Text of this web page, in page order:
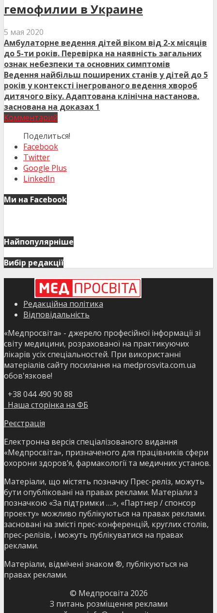
гемофилии в Украине
5 мая 2020
Амбулаторне ведення дітей віком від 2-х місяців
до 5-ти років. Перевірка на наявність загальних
ознак небезпеки та основних симптомів
Ведення найбільш поширених станів у дітей до 5
років у контексті інегрованого ведення хвороб
дитячого віку. Адаптована клінічна настанова,
заснована на доказах 1
Комментарий
Поделиться!
Facebook
Twitter
Google Plus
LinkedIn
Ми на Facebook
Найпопулярніше
Вибір редакції
Редакційна політика
Відповідальність
«Медпросвіта» - джерело професійної інформації зі
світу медицини, розрахованої на практикуючих
лікарів усіх спеціальностей. При використанні
матеріалів сайту посилання на medprosvita.com.ua
обов'язкове!
+38 044 490 90 88
Наша сторінка на ФБ
Реєстрація
Електронна версія спеціалізованого видання
«Медпросвіта», призначеного для працівників сфери
охорони здоров’я, фармакології та медичних установ.
Матеріали, що містять позначку Прес-реліз, можуть
бути опубліковані на правах реклами. Матеріали з
позначкою «За підтримки ….», «Партнер / спонсор
проекту» можливо публікуються на правах реклами.
засновані на змісті прес-конференцій, круглих столів,
прес-релізів, і можуть публікуватися на правах
реклами.
Матеріали, відмічені знаком ®, публікуються на
правах реклами.
© Медпросвіта 2026
З питань розміщення реклами